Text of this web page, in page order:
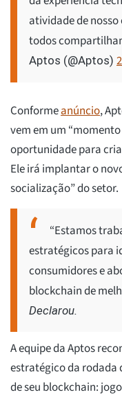
atividade de nosso
todos
Aptos (@Aptos)
Conformeanúncio,
vem em um
oportunidade para
Ele irá implantar o
socialização” do setor.
“Estamos
estratégicos para
consumidores e
blockchain de
Declarou.
A equipe da Aptos
estratégico da rodada
de seu blockchain: